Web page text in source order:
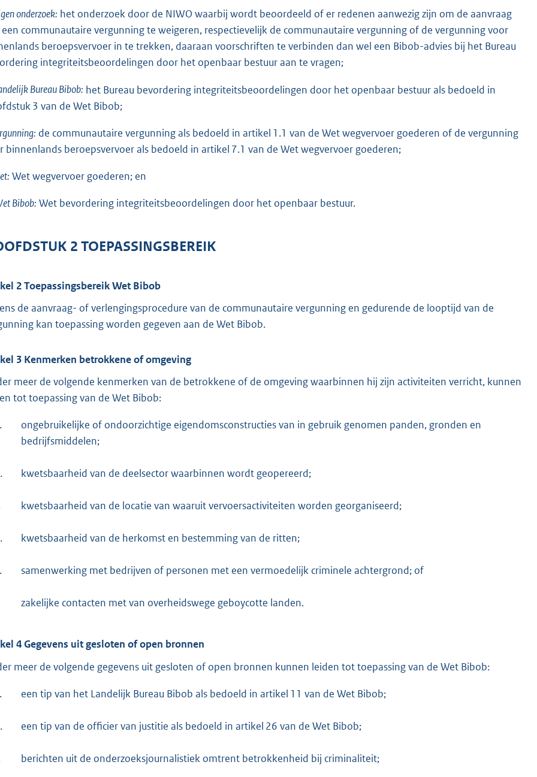
onderzoek: het onderzoek door de NIWO waarbij wordt beoordeeld of er redenen aanwezig zijn om de aanvraag
communautaire vergunning te weigeren, respectievelijk de communautaire vergunning of de vergunning voor
beroepsvervoer in te trekken, daaraan voorschriften te verbinden dan wel een Bibob-advies bij het Bureau
integriteitsbeoordelingen door het openbaar bestuur aan te vragen;
Bureau Bibob: het Bureau bevordering integriteitsbeoordelingen door het openbaar bestuur als bedoeld in
3 van de Wet Bibob;
de communautaire vergunning als bedoeld in artikel 1.1 van de Wet wegvervoer goederen of de vergunning
binnenlands beroepsvervoer als bedoeld in artikel 7.1 van de Wet wegvervoer goederen;
Wet wegvervoer goederen; en
Bibob: Wet bevordering integriteitsbeoordelingen door het openbaar bestuur.
2 TOEPASSINGSBEREIK
2 Toepassingsbereik Wet Bibob
de aanvraag- of verlengingsprocedure van de communautaire vergunning en gedurende de looptijd van de
kan toepassing worden gegeven aan de Wet Bibob.
3 Kenmerken betrokkene of omgeving
meer de volgende kenmerken van de betrokkene of de omgeving waarbinnen hij zijn activiteiten verricht, kunnen
tot toepassing van de Wet Bibob:
ongebruikelijke of ondoorzichtige eigendomsconstructies van in gebruik genomen panden, gronden en
bedrijfsmiddelen;
kwetsbaarheid van de deelsector waarbinnen wordt geopereerd;
kwetsbaarheid van de locatie van waaruit vervoersactiviteiten worden georganiseerd;
kwetsbaarheid van de herkomst en bestemming van de ritten;
samenwerking met bedrijven of personen met een vermoedelijk criminele achtergrond; of
zakelijke contacten met van overheidswege geboycotte landen.
4 Gegevens uit gesloten of open bronnen
meer de volgende gegevens uit gesloten of open bronnen kunnen leiden tot toepassing van de Wet Bibob:
een tip van het Landelijk Bureau Bibob als bedoeld in artikel 11 van de Wet Bibob;
een tip van de officier van justitie als bedoeld in artikel 26 van de Wet Bibob;
berichten uit de onderzoeksjournalistiek omtrent betrokkenheid bij criminaliteit;